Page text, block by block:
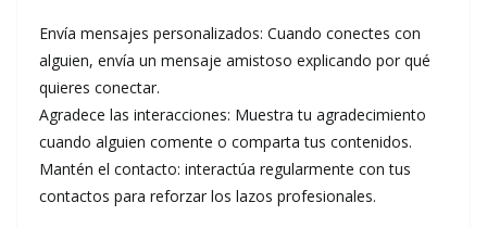
Envía mensajes personalizados: Cuando conectes con
alguien, envía un mensaje amistoso explicando por qué
quieres conectar.
Agradece las interacciones: Muestra tu agradecimiento
cuando alguien comente o comparta tus contenidos.
Mantén el contacto: interactúa regularmente con tus
contactos para reforzar los lazos profesionales.